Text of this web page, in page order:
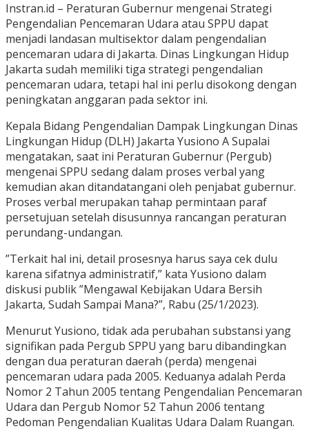
Instran.id – Peraturan Gubernur mengenai Strategi
Pengendalian Pencemaran Udara atau SPPU dapat
menjadi landasan multisektor dalam pengendalian
pencemaran udara di Jakarta. Dinas Lingkungan Hidup
Jakarta sudah memiliki tiga strategi pengendalian
pencemaran udara, tetapi hal ini perlu disokong dengan
peningkatan anggaran pada sektor ini.
Kepala Bidang Pengendalian Dampak Lingkungan Dinas
Lingkungan Hidup (DLH) Jakarta Yusiono A Supalai
mengatakan, saat ini Peraturan Gubernur (Pergub)
mengenai SPPU sedang dalam proses verbal yang
kemudian akan ditandatangani oleh penjabat gubernur.
Proses verbal merupakan tahap permintaan paraf
persetujuan setelah disusunnya rancangan peraturan
perundang-undangan.
”Terkait hal ini, detail prosesnya harus saya cek dulu
karena sifatnya administratif,” kata Yusiono dalam
diskusi publik ”Mengawal Kebijakan Udara Bersih
Jakarta, Sudah Sampai Mana?”, Rabu (25/1/2023).
Menurut Yusiono, tidak ada perubahan substansi yang
signifikan pada Pergub SPPU yang baru dibandingkan
dengan dua peraturan daerah (perda) mengenai
pencemaran udara pada 2005. Keduanya adalah Perda
Nomor 2 Tahun 2005 tentang Pengendalian Pencemaran
Udara dan Pergub Nomor 52 Tahun 2006 tentang
Pedoman Pengendalian Kualitas Udara Dalam Ruangan.